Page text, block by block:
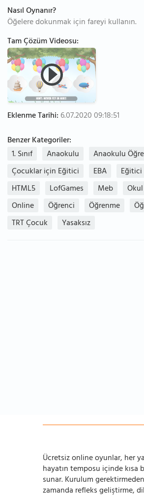
Nasıl Oynanır?
Öğelere dokunmak için fareyi kullanın.
Tam Çözüm Videosu:
Eklenme Tarihi: 6.07.2020 09:18:51
Benzer Kategoriler:
1. Sınıf
Anaokulu Anaokulu
Çocuklar için Eğitici
EBA Eğitici
HTML5
LofGames Meb Okul
Online
Öğrenci Öğrenme
TRT Çocuk
Yasaksız
Ücretsiz online oyunlar, her
hayatın temposu içinde
sunar. Kurulum
zamanda refleks geliştirme,